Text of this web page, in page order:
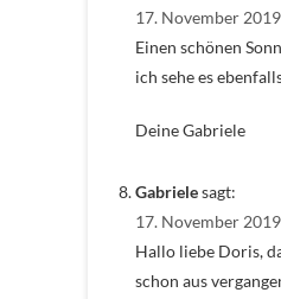
17. November
Einen schönen
ich sehe es
Deine Gabriele
Gabrielesagt:
17. November
Hallo liebe Doris,
schon aus